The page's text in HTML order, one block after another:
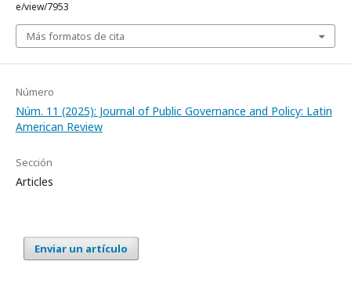
e/view/7953
Más formatos de cita
Número
Núm. 11 (2025): Journal of Public Governance and Policy: Latin
American Review
Sección
Articles
Enviar un artículo